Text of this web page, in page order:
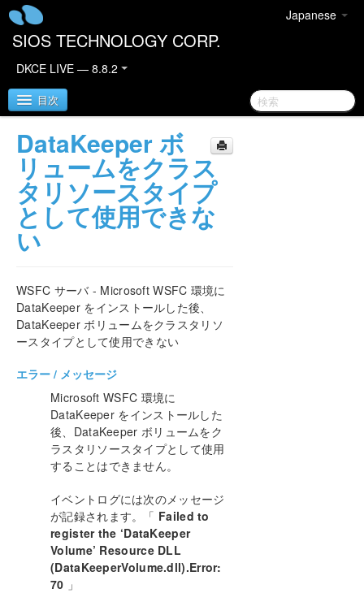
Japanese
SIOS TECHNOLOGY CORP.
DKCE LIVE — 8.8.2
目次
SIOS DataKeeper Cluster Edition
DataKeeper Cluster Edition リリースノート
DataKeeper Cluster Edition クイックスタートガイ
AWS で DataKeeper Cluster Edition をデプロイす
る
Azure で DataKeeper Cluster Edition をデプロイす
る
in AWS using WSFC with SIOS DataKeeper
複数の可用性ゾーン（AZ）にまたがるAzureでファイ
ル サーバー クラスターを構成する
DataKeeper Cluster Edition インストレーションガ
イド
DataKeeper Cluster Edition テクニカルドキュメン
テーション
ユーザインターフェース
DataKeeper ボ
リュームをクラス
タリソースタイプ
として使用できな
い
WSFC サーバ - Microsoft WSFC 環境に
DataKeeper をインストールした後、
DataKeeper ボリュームをクラスタリソ
ースタイプとして使用できない
エラー / メッセージ
Microsoft WSFC 環境に
DataKeeper をインストールした
後、DataKeeper ボリュームをク
ラスタリソースタイプとして使用
することはできません。
イベントログには次のメッセージ
が記録されます。「 Failed to
register the ‘DataKeeper
Volume’ Resource DLL
(DataKeeperVolume.dll).Error:
70 」